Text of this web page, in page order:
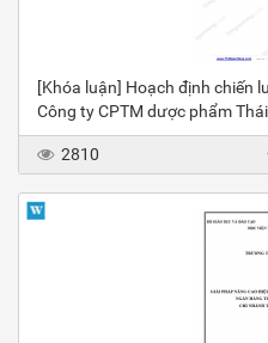
[Khóa luận] Hoạch định chiến
Công ty CPTM dược phẩm
2810